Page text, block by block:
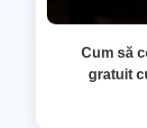
Cum să
gratuit